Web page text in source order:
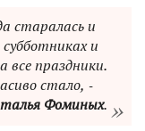
старалась и
и
все праздники.
стало, ‑
Фоминых.